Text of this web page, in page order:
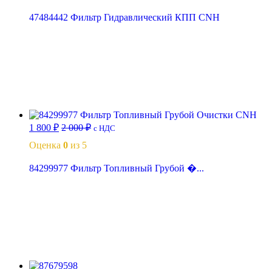
47484442 Фильтр Гидравлический КПП CNH
1 800 ₽ 2 000₽ с НДС
Оценка 0 из 5
84299977 Фильтр Топливный Грубой �...